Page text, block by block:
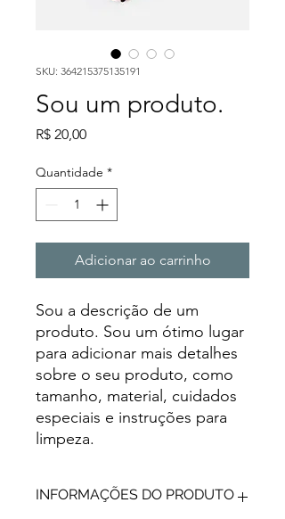
SKU: 364215375135191
Sou um produto.
R$ 20,00Preço
Quantidade *
Adicionar ao carrinho
Sou a descrição de um
produto. Sou um ótimo lugar
para adicionar mais detalhes
sobre o seu produto, como
tamanho, material, cuidados
especiais e instruções para
limpeza.
INFORMAÇÕES DO PRODUTO